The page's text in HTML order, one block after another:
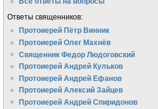
Ответы священников:
Протоиерей Пётр Винник
Протоиерей Олег Махнёв
Священник Федор Людоговский
Протоиерей Андрей Кульков
Протоиерей Андрей Ефанов
Протоиерей Алексий Зайцев
Протоиерей Андрей Спиридонов